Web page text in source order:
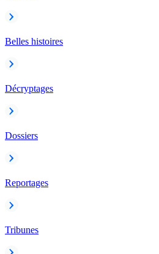
Belles histoires
Décryptages
Dossiers
Reportages
Tribunes